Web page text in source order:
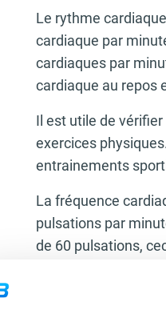
Le rythme
cardiaque par
cardiaques par
cardiaque au repos
Il est utile de
exercices
entrainements
La fréquence
pulsations par
de 60 pulsations,